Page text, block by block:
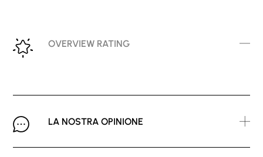
OVERVIEW RATING
LA NOSTRA OPINIONE